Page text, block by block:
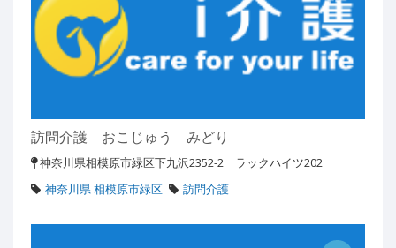
訪問介護 おこじゅう みどり
神奈川県相模原市緑区下九沢2352-2 ラックハイツ202
神奈川県 相模原市緑区
訪問介護